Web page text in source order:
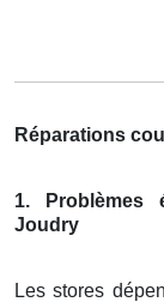
Réparations
1. Problèmes
Joudry
Les stores